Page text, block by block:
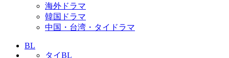
海外ドラマ
韓国ドラマ
中国・台湾・タイドラマ
BL
タイBL